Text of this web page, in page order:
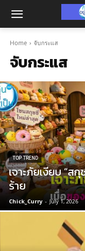
Home จับกระแส
จับกระแส
TOP TREND
เจาะภัยเงียบ “ส
ร้าย
Chick_Curry - July 1, 2026